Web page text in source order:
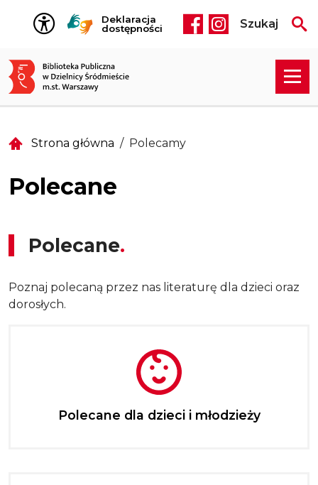
Przejdź do treści
Deklaracja
dostępności
Social media
Szukaj
Strona główna Polecamy
Polecane
Polecane
Poznaj polecaną przez nas literaturę dla dzieci oraz
dorosłych.
Polecane dla dzieci i młodzieży